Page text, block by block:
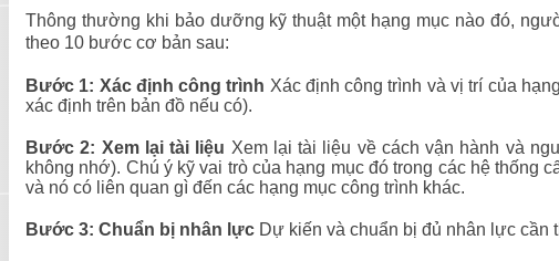
Thông thường khi bảo dưỡng kỹ thuật một hạng mục nào đó,
theo 10 bước cơ bản sau:
Bước 1: Xác định công trình Xác định công trình và vị trí của
xác định trên bản đồ nếu có).
Bước 2: Xem lại tài liệu Xem lại tài liệu về cách vận hành và
không nhớ). Chú ý kỹ vai trò của hạng mục đó trong các hệ thống
và nó có liên quan gì đến các hạng mục công trình khác.
Bước 3: Chuẩn bị nhân lực Dự kiến và chuẩn bị đủ nhân lực cần